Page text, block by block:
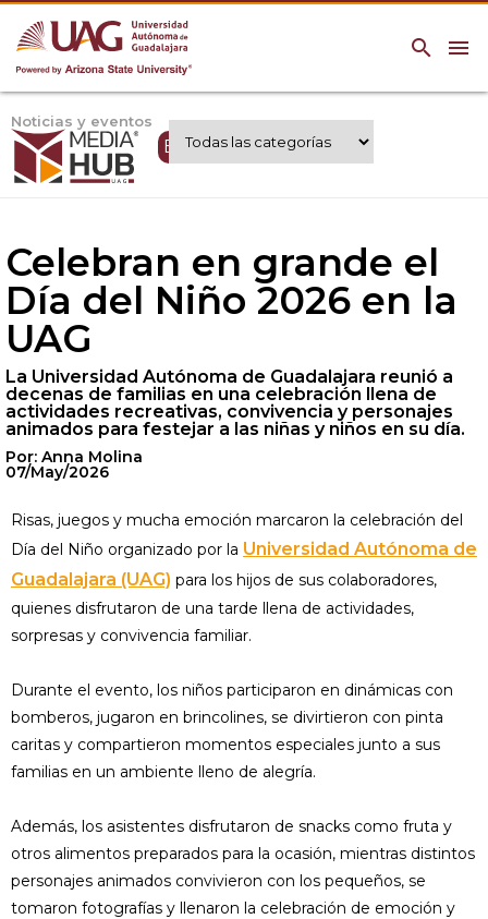
menu
search
Noticias y eventos
Expertos UAG
Celebran en grande el
Día del Niño 2026 en la
UAG
La Universidad Autónoma de Guadalajara reunió a
decenas de familias en una celebración llena de
actividades recreativas, convivencia y personajes
animados para festejar a las niñas y niños en su día.
Por: Anna Molina
07/May/2026
Risas, juegos y mucha emoción marcaron la celebración del
Día del Niño organizado por la Universidad Autónoma de
Guadalajara (UAG) para los hijos de sus colaboradores,
quienes disfrutaron de una tarde llena de actividades,
sorpresas y convivencia familiar.
Durante el evento, los niños participaron en dinámicas con
bomberos, jugaron en brincolines, se divirtieron con pinta
caritas y compartieron momentos especiales junto a sus
familias en un ambiente lleno de alegría.
Además, los asistentes disfrutaron de snacks como fruta y
otros alimentos preparados para la ocasión, mientras distintos
personajes animados convivieron con los pequeños, se
tomaron fotografías y llenaron la celebración de emoción y